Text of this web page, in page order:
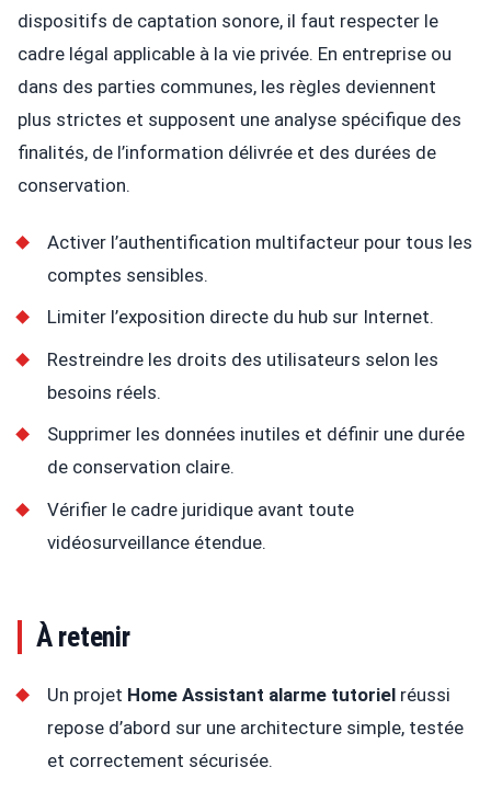
dispositifs de captation sonore, il faut respecter le
cadre légal applicable à la vie privée. En entreprise ou
dans des parties communes, les règles deviennent
plus strictes et supposent une analyse spécifique des
finalités, de l’information délivrée et des durées de
conservation.
Activer l’authentification multifacteur pour tous les
comptes sensibles.
Limiter l’exposition directe du hub sur Internet.
Restreindre les droits des utilisateurs selon les
besoins réels.
Supprimer les données inutiles et définir une durée
de conservation claire.
Vérifier le cadre juridique avant toute
vidéosurveillance étendue.
À retenir
Un projet Home Assistant alarme tutoriel réussi
repose d’abord sur une architecture simple, testée
et correctement sécurisée.